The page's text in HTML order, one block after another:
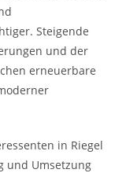
Steigende
und der
erneuerbare
in Riegel
und Umsetzung